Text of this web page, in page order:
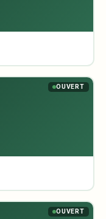
OUVERT
OUVERT